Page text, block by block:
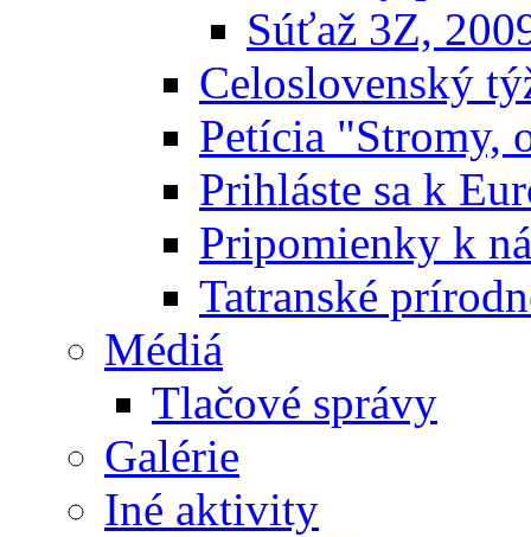
Súťaž 3Z,
Celoslovenský
Petícia "Stromy,
Prihláste sa k
Pripomienky k
Tatranské
Médiá
Tlačové správy
Galérie
Iné aktivity